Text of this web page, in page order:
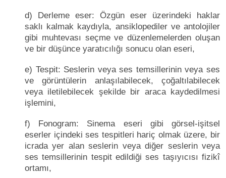
d) Derleme eser: Özgün eser üzerindeki haklar
saklı kalmak kaydıyla, ansiklopediler ve antolojiler
gibi muhtevası seçme ve düzenlemelerden oluşan
ve bir düşünce yaratıcılığı sonucu olan eseri,
e) Tespit: Seslerin veya ses temsillerinin veya ses
ve görüntülerin anlaşılabilecek, çoğaltılabilecek
veya iletilebilecek şekilde bir araca kaydedilmesi
işlemini,
f) Fonogram: Sinema eseri gibi görsel-işitsel
eserler içindeki ses tespitleri hariç olmak üzere, bir
icrada yer alan seslerin veya diğer seslerin veya
ses temsillerinin tespit edildiği ses taşıyıcısı fizikî
ortamı,